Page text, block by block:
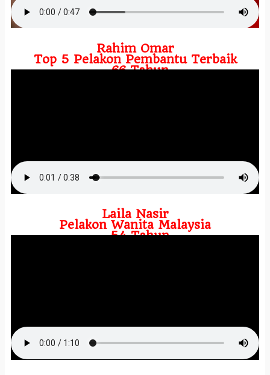
Rahim Omar
Top 5 Pelakon Pembantu Terbaik
- 66 Tahun
Laila Nasir
Pelakon Wanita Malaysia
- 54 Tahun